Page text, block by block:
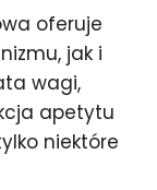
oferuje
jak i
wagi,
apetytu
niektóre